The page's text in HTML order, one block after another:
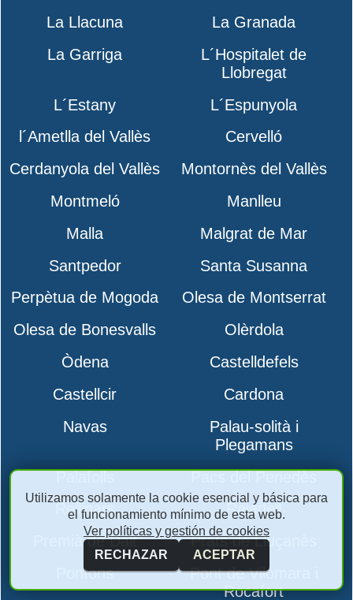
La Llacuna
La Granada
La Garriga
L´Hospitalet de
Llobregat
L´Estany
L´Espunyola
l´Ametlla del Vallès
Cervelló
Cerdanyola del Vallès
Montornès del Vallès
Montmeló
Manlleu
Malla
Malgrat de Mar
Santpedor
Santa Susanna
Perpètua de Mogoda
Olesa de Montserrat
Olesa de Bonesvalls
Olèrdola
Òdena
Castelldefels
Castellcir
Cardona
Navas
Palau-solità i
Plegamans
Palafolls
Pacs del Penedès
Rellinars
Rajadell
Premià de Dalt
Prats de Lluçanès
Pontons
Pont de Vilomara i
Rocafort
Utilizamos solamente la cookie esencial y básica para
el funcionamiento mínimo de esta web.
Ver políticas y gestión de cookies
RECHAZAR
ACEPTAR